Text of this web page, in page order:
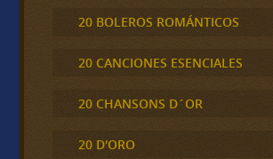
20 BOLEROS ROMÁNTICOS
20 CANCIONES ESENCIALES
20 CHANSONS D´OR
20 D'ORO